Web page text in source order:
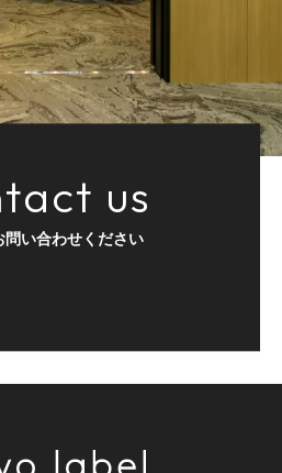
us
問い合わせください